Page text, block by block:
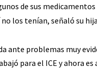
de sus
los tenían, señaló su
ante problemas muy
para el ICE y ahora es